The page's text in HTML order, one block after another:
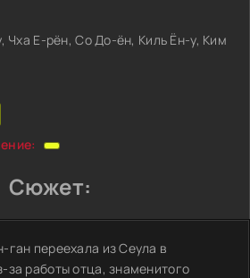
Е-рён, Со До-ён, Киль Ён-у, Ким
Сюжет:
переехала из Сеула в
за работы отца, знаменитого